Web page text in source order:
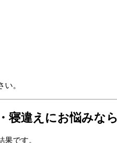
。
寝違えにお悩みなら
です。